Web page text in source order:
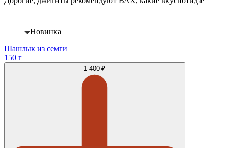
Новинка
Шашлык из семги
150 г
1 400 ₽